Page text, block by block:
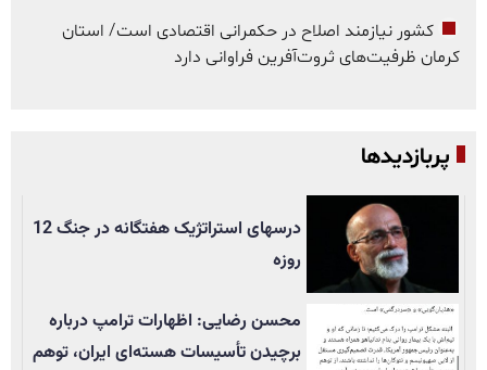
کشور نیازمند اصلاح در حکمرانی اقتصادی است/ استان
کرمان ظرفیت‌های ثروت‌آفرین فراوانی دارد
پربازدیدها
درسهای استراتژیک هفتگانه در جنگ 12
روزه
محسن رضایی: اظهارات ترامپ درباره
برچیدن تأسيسات هسته‌ای ایران، توهم